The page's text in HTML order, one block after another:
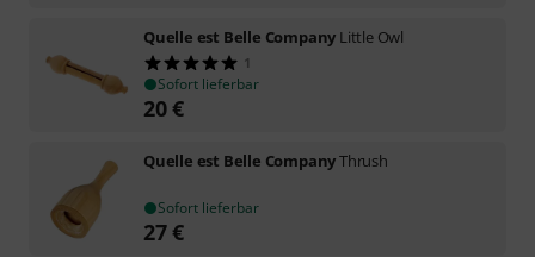
Quelle est Belle Company Little Owl
1
Sofort lieferbar
20€
Quelle est Belle CompanyThrush
Sofort lieferbar
27€